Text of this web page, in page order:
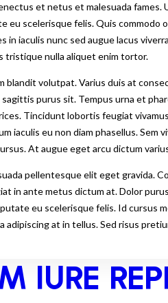
et netus et malesuada
scelerisque felis. Quis commodo
iaculis nunc sed augue lacus
tristique nulla aliquet enim tortor.
volutpat. Varius duis at
purus sit. Tempus urna et
Tincidunt lobortis feugiat
iaculis eu non diam phasellus.
At augue eget arcu dictum
pellentesque elit eget gravida.
in ante metus dictum at. Dolor
eu scelerisque felis. Id cursus
at in tellus. Sed risus
IURE